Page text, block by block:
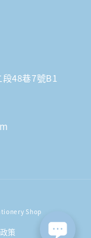
48巷7號B1
Shop
策